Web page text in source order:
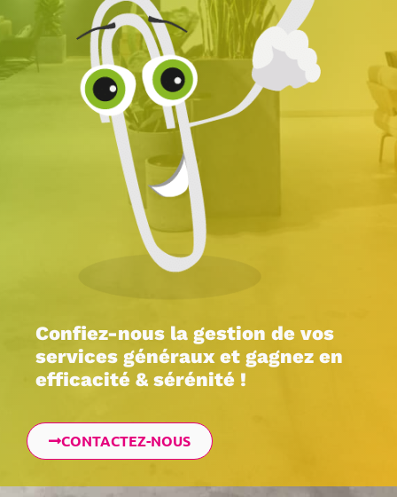
Confiez-nous la gestion de vos
services généraux et gagnez en
efficacité & sérénité !
CONTACTEZ-NOUS